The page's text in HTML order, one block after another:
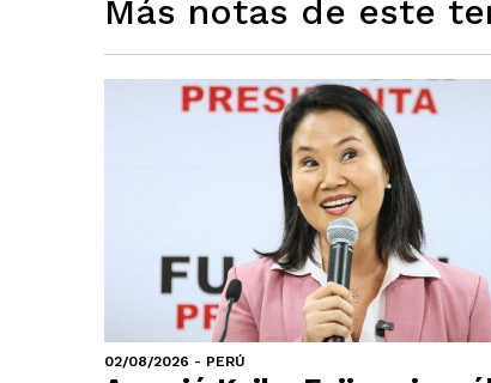
Más notas de este
02/08/2026 - PERÚ